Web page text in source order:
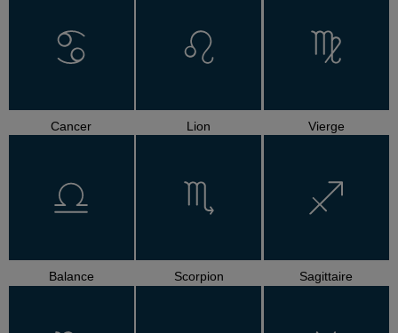
Cancer Lion Vierge
Balance Scorpion Sagittaire